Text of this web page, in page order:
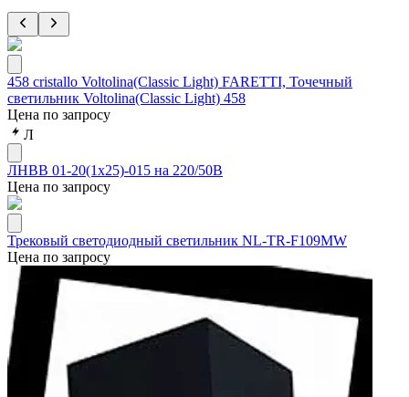
458 cristallo Voltolina(Classic Light) FARETTI, Точечный
светильник Voltolina(Classic Light) 458
Цена по запросу
Л
ЛНВВ 01-20(1х25)-015 на 220/50В
Цена по запросу
Трековый светодиодный светильник NL-TR-F109MW
Цена по запросу